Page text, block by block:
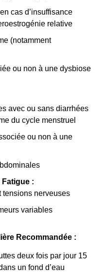
cas d’insuffisance
relative
(notamment
ou non à une dysbiose
avec ou sans diarrhées
du cycle menstruel
ou non à une
Fatigue :
tensions nerveuses
variables
Recommandée :
deux fois par jour 15
un fond d’eau